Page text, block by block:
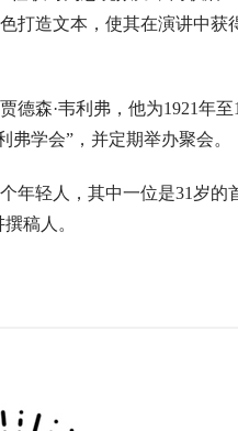
打造文本，使其在演讲中
森·韦利弗，他为1921年
学会”，并定期举办聚会。
轻人，其中一位是31岁的
稿人。